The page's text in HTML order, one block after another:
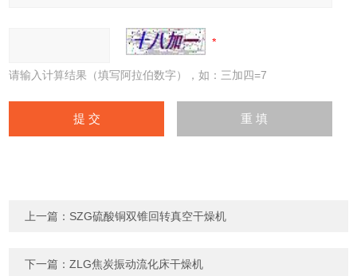
请输入计算结果（填写阿拉伯数字），如：三加四=7
上一篇： SZG硫酸铜双锥回转真空干燥机
下一篇：ZLG焦炭振动流化床干燥机